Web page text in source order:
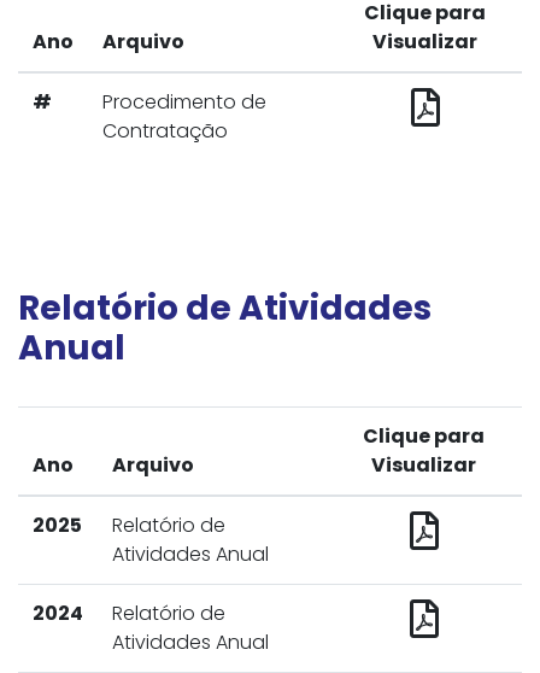
Ano Arquivo
Clique para
Visualizar
#
Procedimento de
Contratação
Relatório de Atividades
Anual
Ano Arquivo
Clique para
Visualizar
2025
Relatório de
Atividades Anual
2024
Relatório de
Atividades Anual